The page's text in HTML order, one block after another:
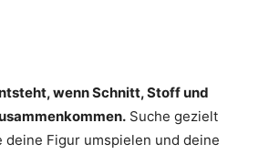
wenn Schnitt, Stoff und
Suche gezielt
deine Figur umspielen und deine